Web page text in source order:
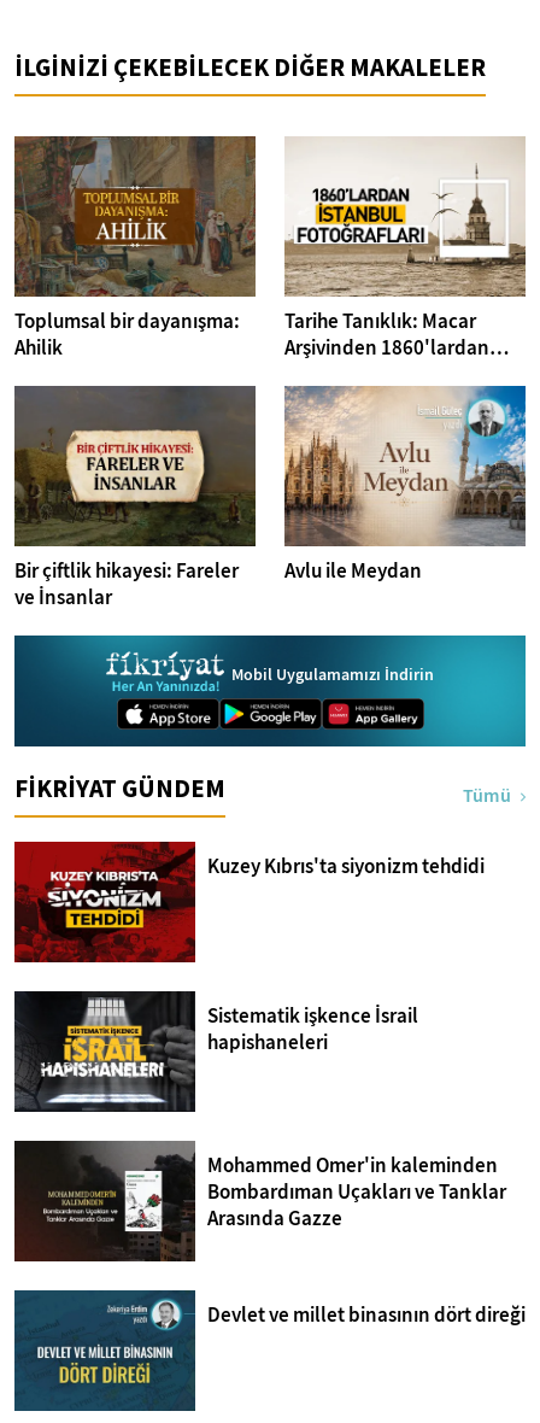
İLGİNİZİ ÇEKEBİLECEK DİĞER MAKALELER
Toplumsal bir dayanışma:
Ahilik
Tarihe Tanıklık: Macar
Arşivinden 1860'lardan
Bir çiftlik hikayesi: Fareler
ve İnsanlar
Avlu ile Meydan
Mobil Uygulamamızı İndirin
FİKRİYAT GÜNDEM Tümü
Kuzey Kıbrıs'ta siyonizm tehdidi
Sistematik işkence İsrail
hapishaneleri
Mohammed Omer'in kaleminden
Bombardıman Uçakları ve Tanklar
Arasında Gazze
Devlet ve millet binasının dört direği